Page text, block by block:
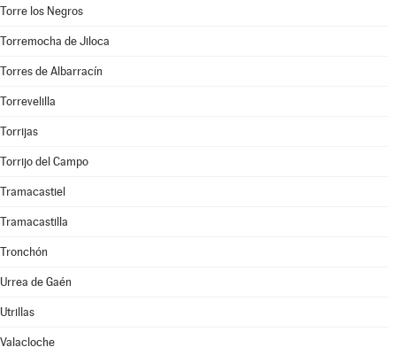
Torre los Negros
Torremocha de Jiloca
Torres de Albarracín
Torrevelilla
Torrijas
Torrijo del Campo
Tramacastiel
Tramacastilla
Tronchón
Urrea de Gaén
Utrillas
Valacloche